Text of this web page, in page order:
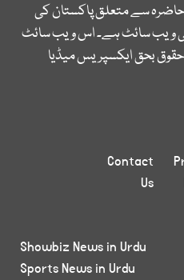
حاضرہ سے متعلق پاکستان کی
ویب سائٹ ہے۔ اس ویب سائٹ
بحق ایکسپریس میڈیا
Contact
Us
Showbiz News in Urdu
Sports News in Urdu